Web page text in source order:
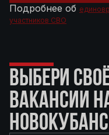
Подробнее об
участников СВО
ВЫБЕРИ
ВАКАНСИИ